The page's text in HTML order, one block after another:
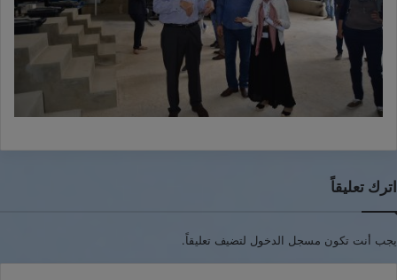
اترك تعليقاً
يجب أنت تكون مسجل الدخول لتضيف تعليقاً.